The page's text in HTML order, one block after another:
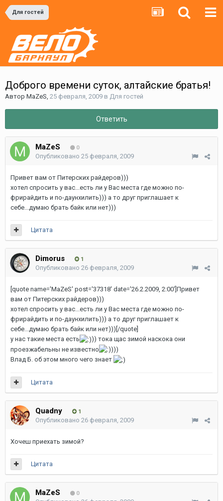
Для гостей
Доброго времени суток, алтайские братья!
Автор MaZeS, 25 февраля, 2009 в Для гостей
Ответить
MaZeS 0
Опубликовано 25 февраля, 2009
Привет вам от Питерских райдеров)))
хотел спросить у вас...есть ли у Вас места где можно по-
фрирайдить и по-даунхилить))) а то друг приглашает к
себе...думаю брать байк или нет)))
Цитата
Dimorus 1
Опубликовано 26 февраля, 2009
[quote name='MaZeS' post='37318' date='26.2.2009, 2:00']Привет
вам от Питерских райдеров)))
хотел спросить у вас...есть ли у Вас места где можно по-
фрирайдить и по-даунхилить))) а то друг приглашает к
себе...думаю брать байк или нет)))[/quote]
у нас такие места есть
)) тока щас зимой наскока они
проезжабельны не известно
)))
Влад Б. об этом много чего знает
Цитата
Quadny 1
Опубликовано 26 февраля, 2009
Хочеш приехать зимой?
Цитата
MaZeS 0